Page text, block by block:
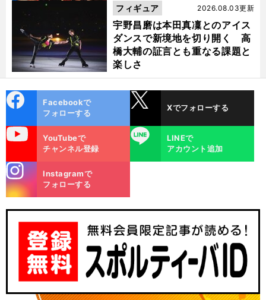
宇野昌磨は本田真凜とのアイス
ダンスで新境地を切り開く 高
橋大輔の証言とも重なる課題と
楽しさ
2026.08.03更新
フィギュア
ok
Facebookで
フォローする
Xでフォローする
YouTubeで
チャンネル登録
LINE
LINEで
アカウント追加
m
Instagramで
フォローする